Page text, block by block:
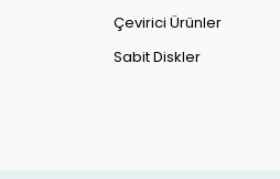
Çevirici Ürünler
Sabit Diskler